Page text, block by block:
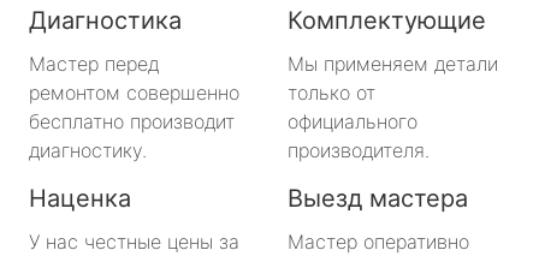
Диагностика
Мастер перед
ремонтом совершенно
бесплатно производит
диагностику.
Комплектующие
Мы применяем детали
только от
официального
производителя.
Наценка
У нас честные цены за
Выезд мастера
Мастер оперативно